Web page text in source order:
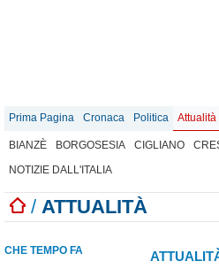
Prima Pagina Cronaca Politica Attualità
BIANZÈ BORGOSESIA CIGLIANO
NOTIZIE DALL'ITALIA
/ ATTUALITÀ
CHE TEMPO FA